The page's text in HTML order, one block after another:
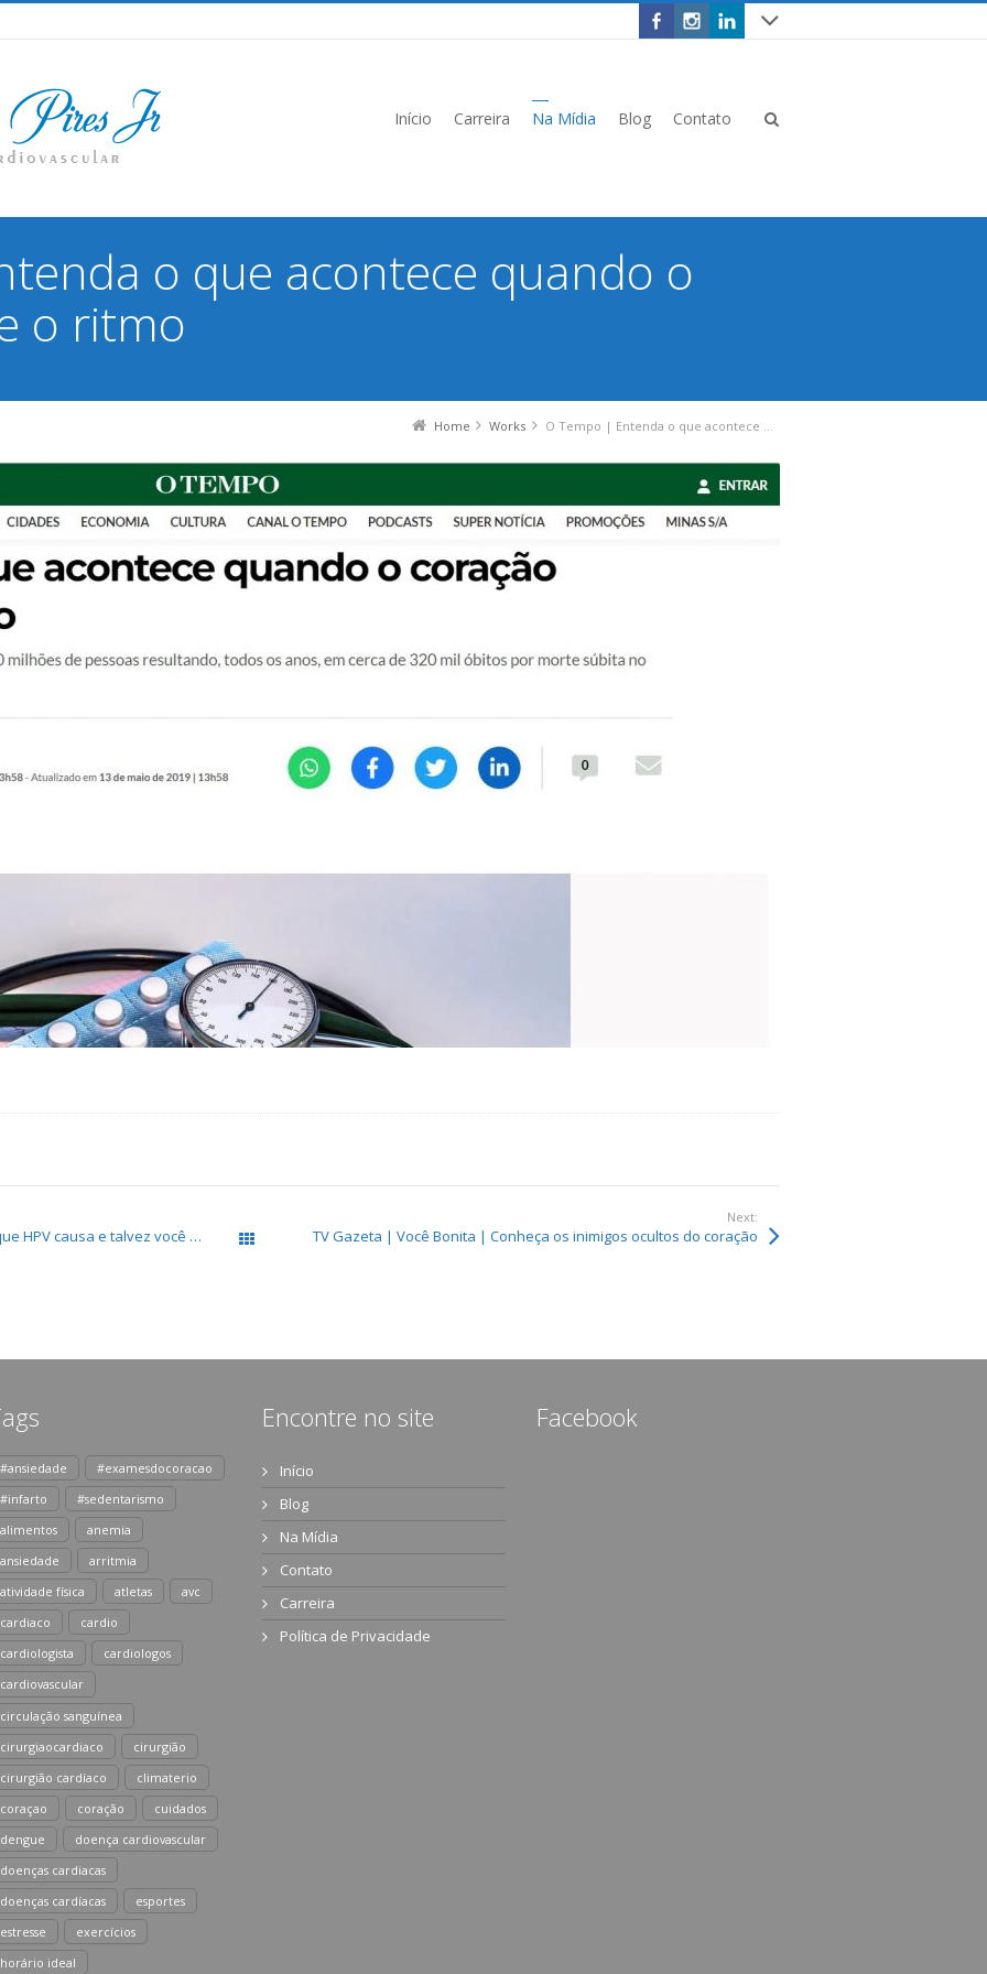
Início Carreira Na Mídia Blog Contato
o que acontece quando o
o ritmo
Home Works O Tempo | Entenda o que acontece quando o coração perde o ritmo
Panorama Farmacêutico | 10 doenças que HPV causa e talvez você não saiba All Works
Next:
TV Gazeta | Você Bonita | Conheça os inimigos ocultos do coração
#ansiedade
#examesdocoracao
#infarto
#sedentarismo
alimentos
anemia
ansiedade
arritmia
atividade física
atletas
avc
cardiaco
cardio
cardiologista
cardiologos
cardiovascular
circulação sanguínea
cirurgiaocardiaco
cirurgião
cirurgião cardíaco
climaterio
coraçao
coração
cuidados
dengue
doença cardiovascular
doenças cardiacas
doenças cardíacas
esportes
estresse
exercícios
horário ideal
Encontre no site
Início
Blog
Na Mídia
Contato
Carreira
Política de Privacidade
Facebook